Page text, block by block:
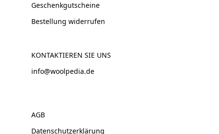
Geschenkgutscheine
Bestellung widerrufen
KONTAKTIEREN SIE UNS
info@woolpedia.de
AGB
Datenschutzerklärung